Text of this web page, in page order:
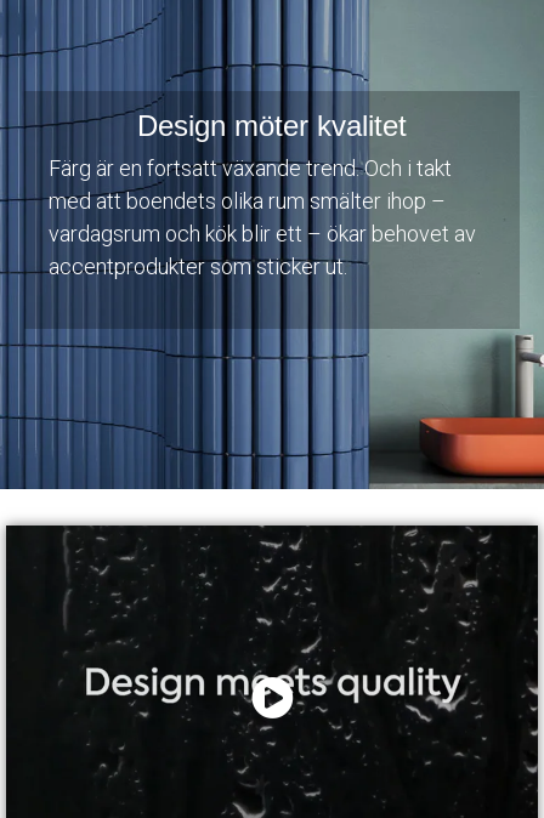
Design möter kvalitet
Färg är en fortsatt växande trend. Och i takt
med att boendets olika rum smälter ihop –
vardagsrum och kök blir ett – ökar behovet av
accentprodukter som sticker ut.